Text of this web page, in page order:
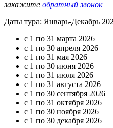
закажите обратный звонок
Даты тура: Январь-Декабрь
с 1 по 31 марта 2026
с 1 по 30 апреля 2026
с 1 по 31 мая 2026
с 1 по 30 июня 2026
с 1 по 31 июля 2026
с 1 по 31 августа 2026
с 1 по 30 сентября 2026
с 1 по 31 октября 2026
с 1 по 30 ноября 2026
с 1 по 30 декабря 2026